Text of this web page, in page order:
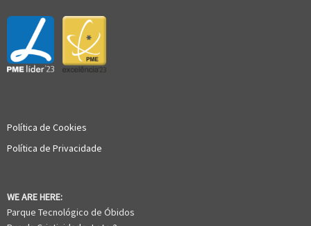
Política de Cookies
Política de Privacidade
WE ARE HERE:
Parque Tecnológico de Óbidos